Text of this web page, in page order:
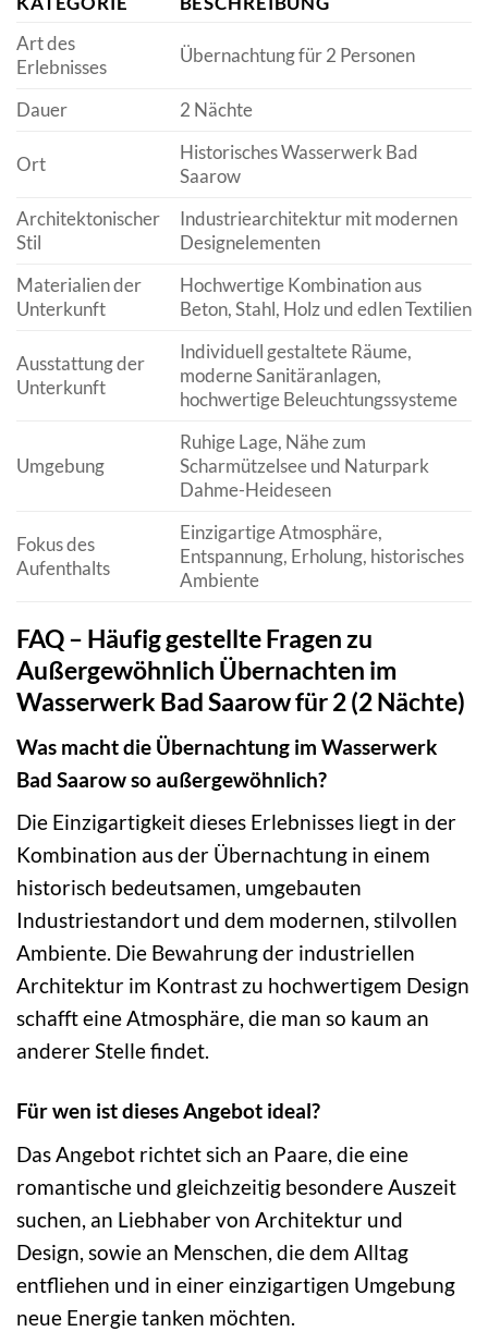
Art des
Erlebnisses
Übernachtung für 2 Personen
Dauer 2 Nächte
Ort
Historisches Wasserwerk Bad
Saarow
Architektonischer
Stil
Industriearchitektur mit modernen
Designelementen
Materialien der
Unterkunft
Hochwertige Kombination aus
Beton, Stahl, Holz und edlen Textilien
Ausstattung der
Unterkunft
Individuell gestaltete Räume,
moderne Sanitäranlagen,
hochwertige Beleuchtungssysteme
Umgebung
Ruhige Lage, Nähe zum
Scharmützelsee und Naturpark
Dahme-Heideseen
Fokus des
Aufenthalts
Einzigartige Atmosphäre,
Entspannung, Erholung, historisches
Ambiente
FAQ – Häufig gestellte Fragen zu
Außergewöhnlich Übernachten im
Wasserwerk Bad Saarow für 2 (2 Nächte)
Was macht die Übernachtung im Wasserwerk
Bad Saarow so außergewöhnlich?
Die Einzigartigkeit dieses Erlebnisses liegt in der
Kombination aus der Übernachtung in einem
historisch bedeutsamen, umgebauten
Industriestandort und dem modernen, stilvollen
Ambiente. Die Bewahrung der industriellen
Architektur im Kontrast zu hochwertigem Design
schafft eine Atmosphäre, die man so kaum an
anderer Stelle findet.
Für wen ist dieses Angebot ideal?
Das Angebot richtet sich an Paare, die eine
romantische und gleichzeitig besondere Auszeit
suchen, an Liebhaber von Architektur und
Design, sowie an Menschen, die dem Alltag
entfliehen und in einer einzigartigen Umgebung
neue Energie tanken möchten.